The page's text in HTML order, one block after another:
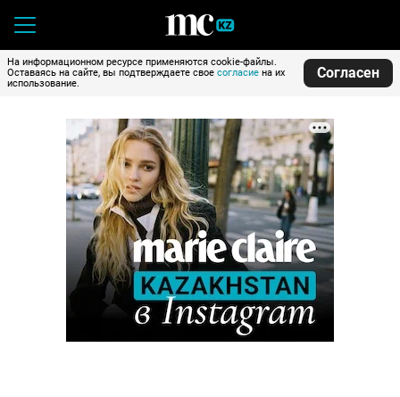
На информационном ресурсе применяются cookie-файлы.
Оставаясь на сайте, вы подтверждаете свое согласие на их
использование.
Согласен